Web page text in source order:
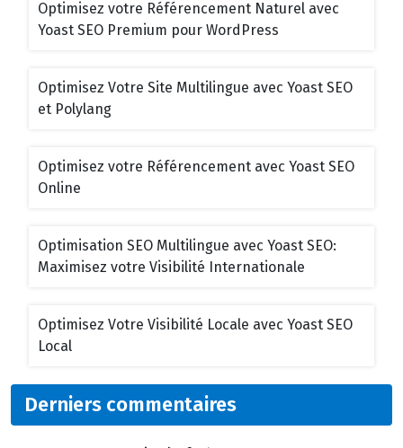
Optimisez votre Référencement Naturel avec
Yoast SEO Premium pour WordPress
Optimisez Votre Site Multilingue avec Yoast SEO
et Polylang
Optimisez votre Référencement avec Yoast SEO
Online
Optimisation SEO Multilingue avec Yoast SEO:
Maximisez votre Visibilité Internationale
Optimisez Votre Visibilité Locale avec Yoast SEO
Local
Derniers commentaires